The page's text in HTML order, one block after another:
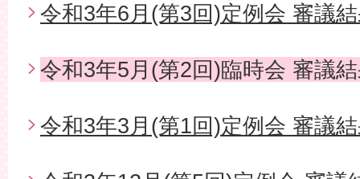
令和3年6月(第3回)定例会 審議
令和3年5月(第2回)臨時会 審議
令和3年3月(第1回)定例会 審議